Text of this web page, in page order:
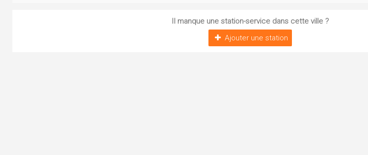
Il manque une station-service dans cette ville ?
Ajouter une station